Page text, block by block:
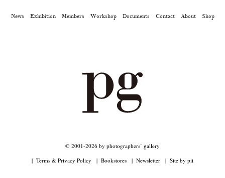
News Exhibition Members Workshop Documents Contact About Shop
© 2001-2026 by photographers’ gallery
Terms & Privacy Policy
Bookstores Newsletter Site by pii